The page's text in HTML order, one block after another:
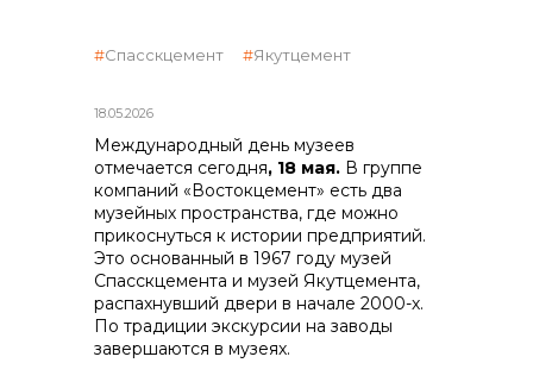
реализация неликвидов
18.05.2026
Спасскцемент Якутцемент
Международный день музеев
отмечается сегодня, 18 мая. В группе
компаний «Востокцемент» есть два
музейных пространства, где можно
прикоснуться к истории предприятий.
Это основанный в 1967 году музей
Спасскцемента и музей Якутцемента,
распахнувший двери в начале 2000-х.
По традиции экскурсии на заводы
завершаются в музеях.